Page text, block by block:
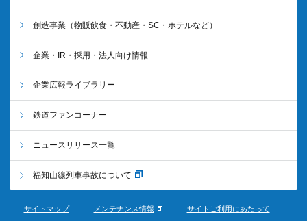
創造事業 （物販飲食・不動産・SC・ホテルなど）
企業・IR・採用・法人向け情報
企業広報ライブラリー
鉄道ファンコーナー
ニュースリリース一覧
福知山線列車事故について
サイトマップ メンテナンス情報 サイトご利用にあたって